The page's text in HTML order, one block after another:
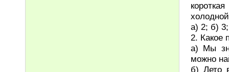
а) 2; б)
2. Какое
а) Мы
можно
б) Лето